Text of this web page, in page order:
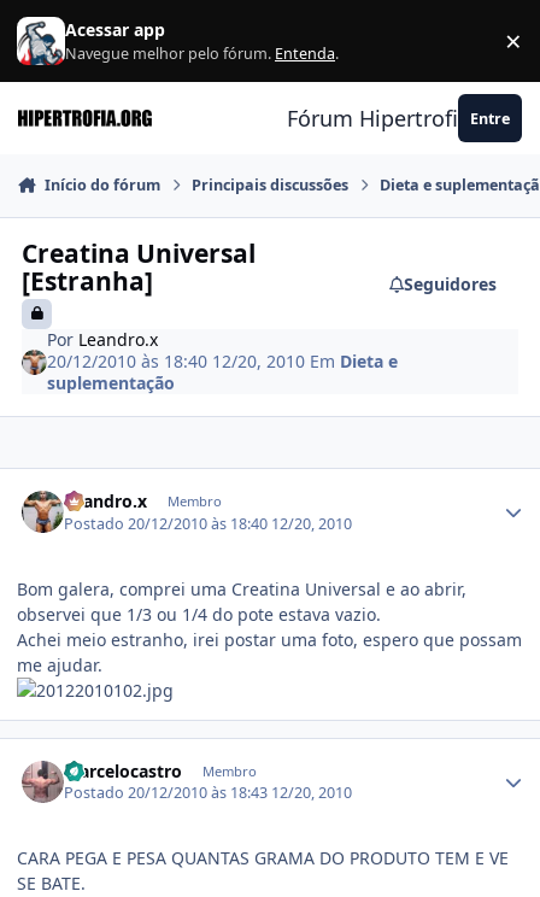
Ir para conteúdo
Acessar app
Navegue melhor pelo fórum. Entenda. ×
Fórum Hipertrofia.org
Entre
Início do fórum Principais discussões Dieta e
Creatina Universal
[Estranha]
Seguidores
Por Leandro.x
20/12/2010 às 18:40 12/20, 2010 Em Dieta e
suplementação
Leandro.x Membro
Postado20/12/2010 às 18:40 12/20, 2010
Bom galera, comprei uma Creatina Universal e ao abrir,
observei que 1/3 ou 1/4 do pote estava vazio.
Achei meio estranho, irei postar uma foto, espero que possam
me ajudar.
Marcelocastro Membro
Postado20/12/2010 às 18:43 12/20, 2010
CARA PEGA E PESA QUANTAS GRAMA DO PRODUTO TEM E VE
SE BATE.